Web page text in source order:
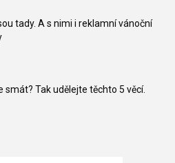
tady. A s nimi i reklamní vánoční
smát? Tak udělejte těchto 5 věcí.